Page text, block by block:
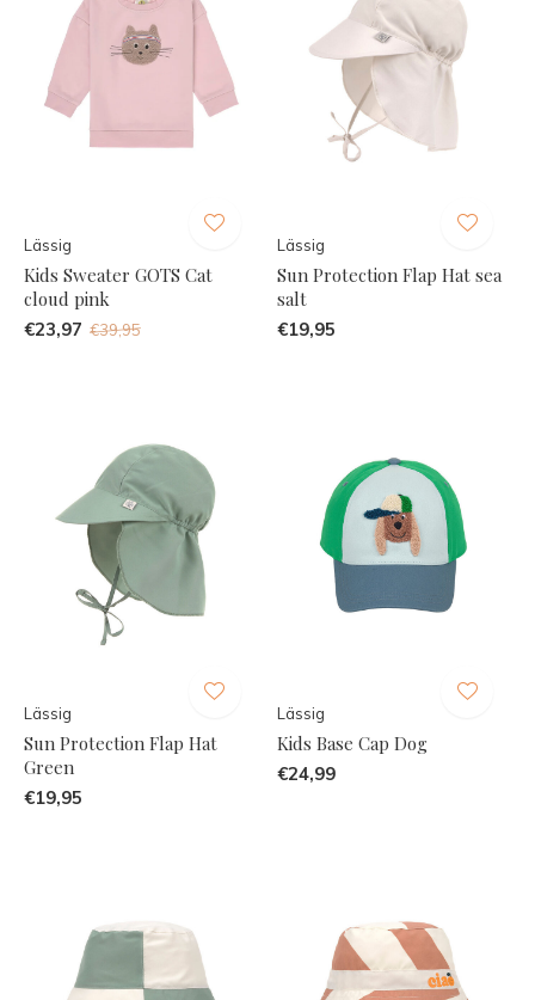
Lässig
Kids Sweater GOTS Cat
cloud pink
€23,97 €39,95
Lässig
Sun Protection Flap Hat sea
salt
€19,95
Lässig
Sun Protection Flap Hat
Green
€19,95
Lässig
Kids Base Cap Dog
€24,99